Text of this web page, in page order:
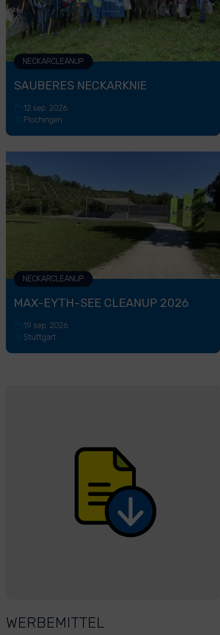
NECKARCLEANUP
SAUBERES NECKARKNIE
12 sep. 2026
Plochingen
NECKARCLEANUP
MAX-EYTH-SEE CLEANUP 2026
19 sep. 2026
Stuttgart
WERBEMITTEL